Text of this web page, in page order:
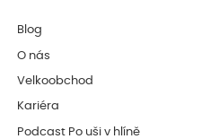
Blog
O nás
Velkoobchod
Kariéra
Podcast Po uši v hlíně